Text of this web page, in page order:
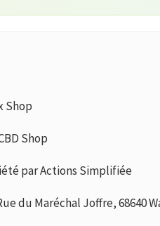
Shop
Shop
par Actions Simplifiée
du Maréchal Joffre, 68640